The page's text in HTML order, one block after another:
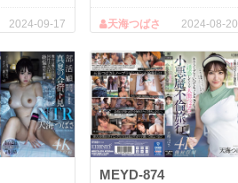
2024-09-17 2024-08-20
天海つばさ
MEYD-874